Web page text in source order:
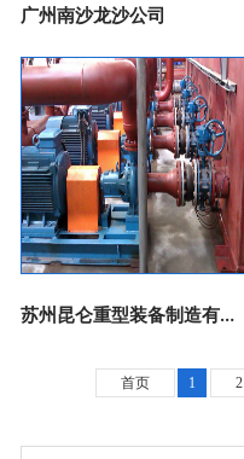
广州南沙龙沙公司
苏州昆仑重型装备制造有限公司
首页 1 2